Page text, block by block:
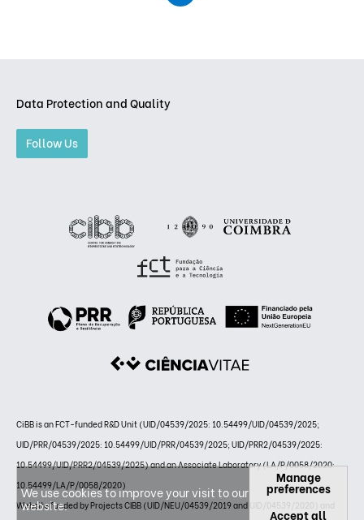
Data Protection and Quality
Follow Us
CiBB is an FCT-funded R&D Unit (UID/04539/2025: 10.54499/UID/04539/2025;
UID/PRR/04539/2025: 10.54499/UID/PRR/04539/2025; UID/PRR2/04539/2025:
10.54499/UID/PRR2/04539/2025) and an Associate Laboratory (LA/P/0058/2020:
10.54499/LA/P/0058/2020)
Website funded by Projects CIBB (UID/NEU/04539/2019 and UID/04539/2020) and
We use cookies to improve your visit to our
website.
Manage
preferences
Accept all